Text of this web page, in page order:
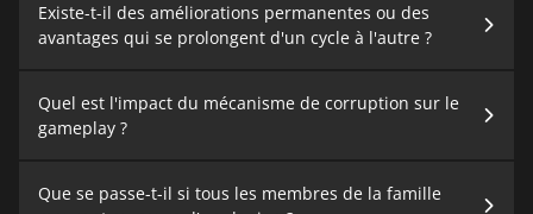
Existe-t-il des améliorations permanentes ou des
avantages qui se prolongent d'un cycle à l'autre ?
Quel est l'impact du mécanisme de corruption sur le
gameplay ?
Que se passe-t-il si tous les membres de la famille